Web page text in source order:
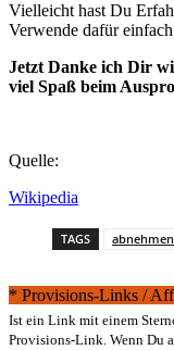
Vielleicht hast Du
Verwende dafür
Jetzt Danke ich Dir
viel Spaß beim
Quelle:
Wikipedia
TAGS abnehmen
* Provisions-Links /
Ist ein Link mit einem
Provisions-Link. Wenn Du